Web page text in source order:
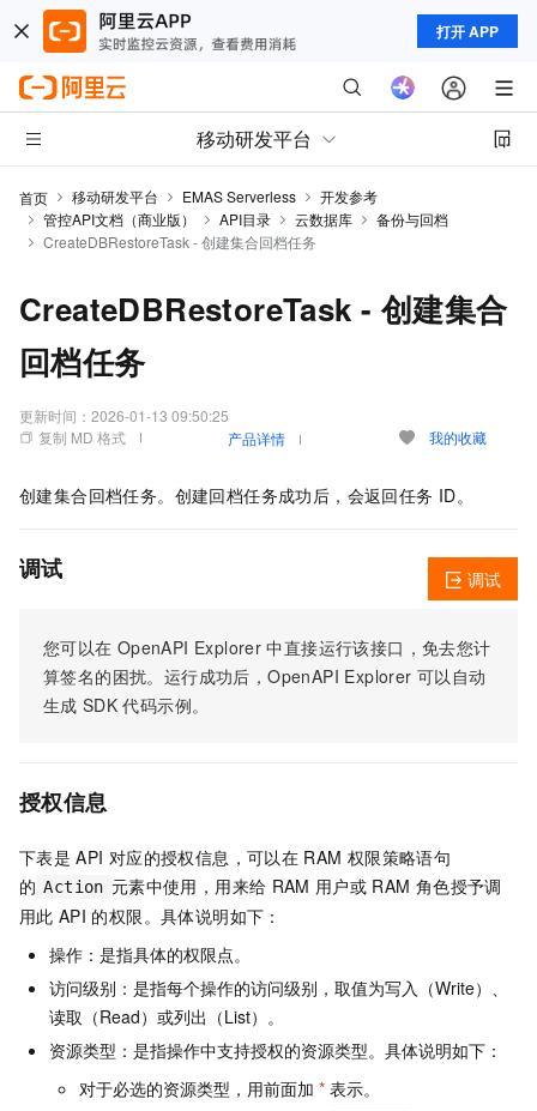
打开 APP
移动研发平台
首页 移动研发平台 EMAS Serverless
开发参考
管控API文档（商业版）
API目录 云数据库
备份与回档
CreateDBRestoreTask - 创建集合回档任务
CreateDBRestoreTask - 创建集合
回档任务
更新时间： 2026-01-13 09:50:25
复制 MD 格式
产品详情 我的收藏
创建集合回档任务。创建回档任务成功后，会返回任务 ID。
调试
您可以在 OpenAPI Explorer 中直接运行该接口，免去您计
算签名的困扰。运行成功后，OpenAPI Explorer 可以自动
生成 SDK 代码示例。
调试
授权信息
下表是 API 对应的授权信息，可以在 RAM 权限策略语句
的 Action 元素中使用，用来给 RAM 用户或 RAM 角色授予调
用此 API 的权限。具体说明如下：
操作：是指具体的权限点。
访问级别：是指每个操作的访问级别，取值为写入（Write）、
读取（Read）或列出（List）。
资源类型：是指操作中支持授权的资源类型。具体说明如下：
对于必选的资源类型，用前面加 * 表示。